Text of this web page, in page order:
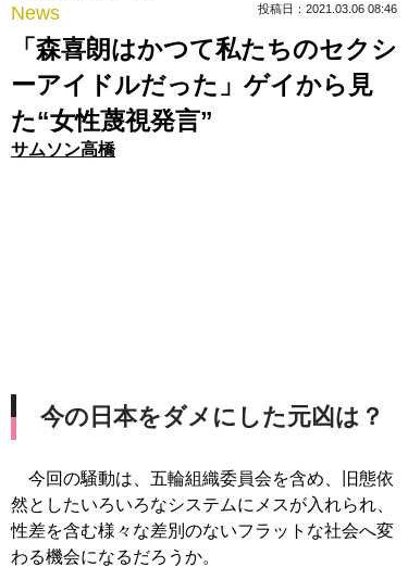
News 投稿日：2021.03.06 08:46
「森喜朗はかつて私たちのセクシ
ーアイドルだった」ゲイから見
た“女性蔑視発言”
サムソン高橋
今の日本をダメにした元凶は？
今回の騒動は、五輪組織委員会を含め、旧態依
然としたいろいろなシステムにメスが入れられ、
性差を含む様々な差別のないフラットな社会へ変
わる機会になるだろうか。